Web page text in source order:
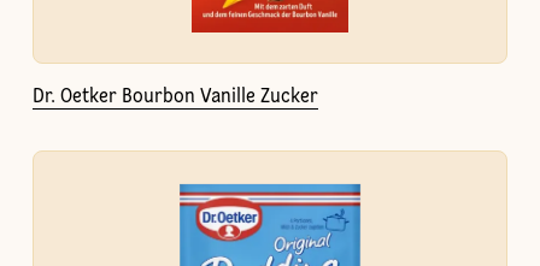
Dr. Oetker Bourbon Vanille Zucker